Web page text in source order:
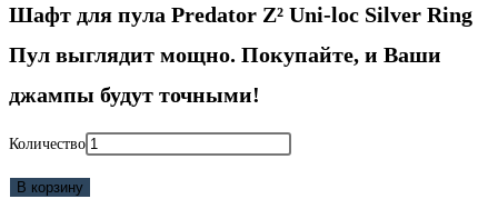
Шафт для пула Predator Z² Uni-loc Silver Ring
Пул выглядит мощно. Покупайте, и Ваши
джампы будут точными!
Количество
В корзину